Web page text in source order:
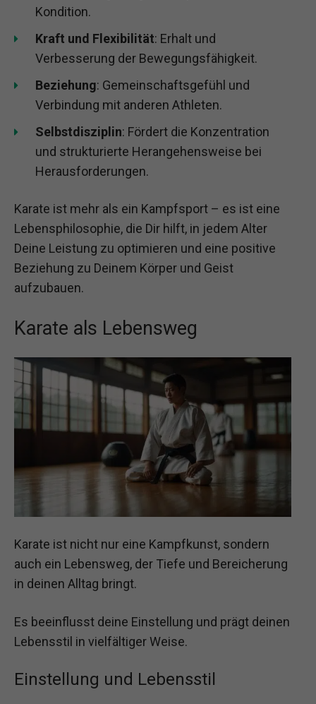
Kondition.
Kraft und Flexibilität: Erhalt und
Verbesserung der Bewegungsfähigkeit.
Beziehung: Gemeinschaftsgefühl und
Verbindung mit anderen Athleten.
Selbstdisziplin: Fördert die Konzentration
und strukturierte Herangehensweise bei
Herausforderungen.
Karate ist mehr als ein Kampfsport – es ist eine
Lebensphilosophie, die Dir hilft, in jedem Alter
Deine Leistung zu optimieren und eine positive
Beziehung zu Deinem Körper und Geist
aufzubauen.
Karate als Lebensweg
Karate ist nicht nur eine Kampfkunst, sondern
auch ein Lebensweg, der Tiefe und Bereicherung
in deinen Alltag bringt.
Es beeinflusst deine Einstellung und prägt deinen
Lebensstil in vielfältiger Weise.
Einstellung und Lebensstil